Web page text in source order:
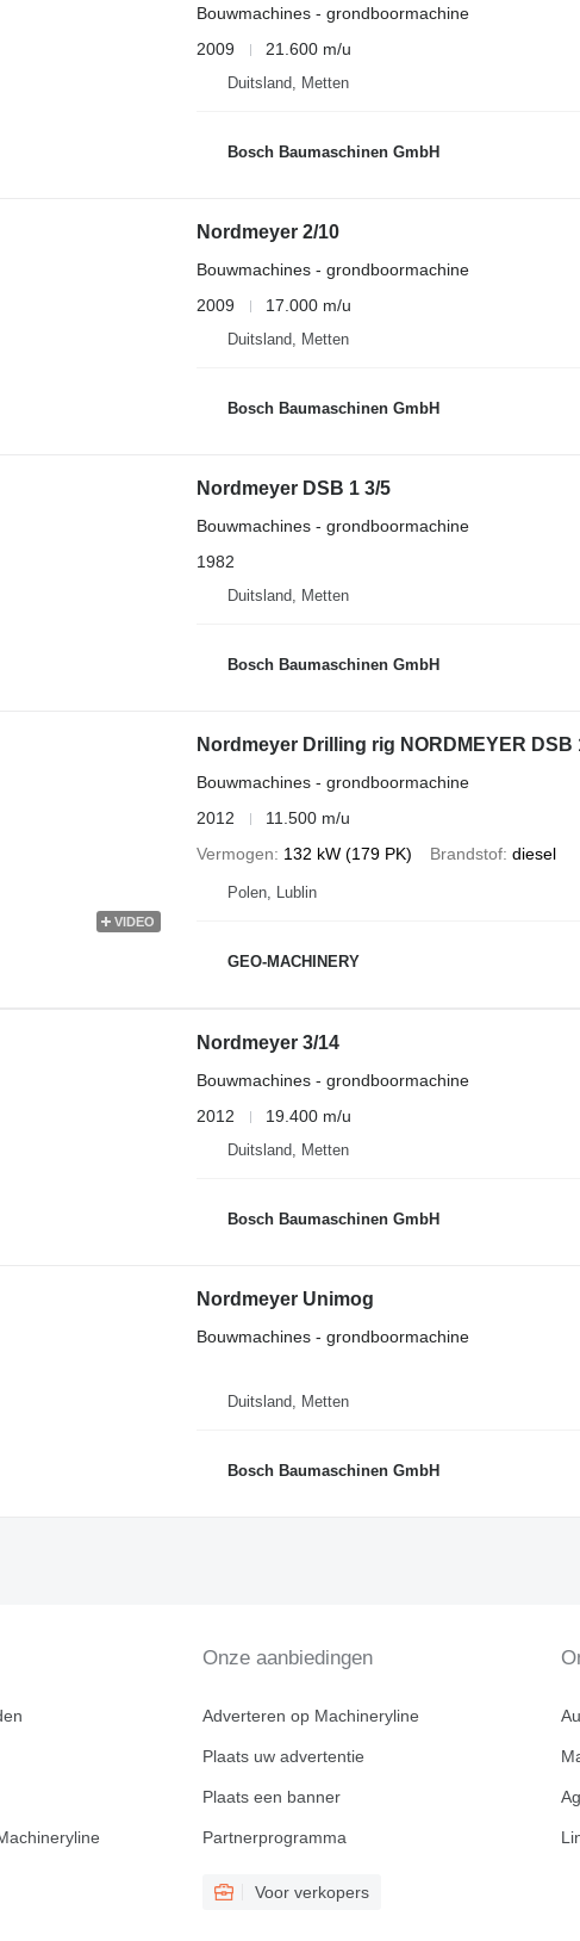
Bouwmachines - grondboormachine
2009
21.600 m/u
Duitsland, Metten
Bosch Baumaschinen GmbH
Nordmeyer 2/10
Bouwmachines - grondboormachine
2009
17.000 m/u
Duitsland, Metten
Bosch Baumaschinen GmbH
Nordmeyer DSB 1 3/5
Bouwmachines - grondboormachine
1982
Duitsland, Metten
Bosch Baumaschinen GmbH
VIDEO
Nordmeyer Drilling rig NORDMEYER DSB
Bouwmachines - grondboormachine
2012
11.500 m/u
Vermogen
132 kW (179 PK) Brandstof diesel
Polen, Lublin
GEO-MACHINERY
Nordmeyer 3/14
Bouwmachines - grondboormachine
2012
19.400 m/u
Duitsland, Metten
Bosch Baumaschinen GmbH
Nordmeyer Unimog
Bouwmachines - grondboormachine
Duitsland, Metten
Bosch Baumaschinen GmbH
Onze aanbiedingen
Adverteren op Machineryline
Plaats uw advertentie
Plaats een banner
Partnerprogramma
Voor verkopers